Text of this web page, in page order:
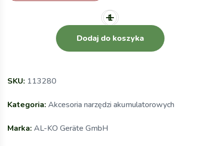
Dodaj do koszyka
SKU: 113280
Kategoria: Akcesoria narzędzi akumulatorowych
Marka: AL-KO Geräte GmbH